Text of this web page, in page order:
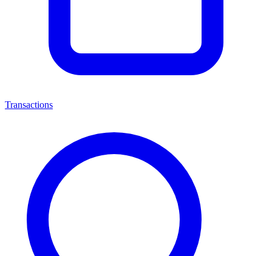
Transactions